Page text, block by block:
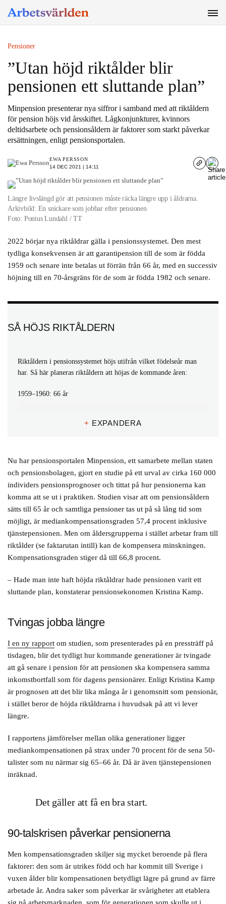
Pensioner
”Utan höjd riktålder blir
pensionen ett sluttande plan”
Minpension presenterar nya siffror i samband med att riktåldern
för pension höjs vid årsskiftet. Lågkonjunkturer, kvinnors
deltidsarbete och pensionsåldern är faktorer som starkt påverkar
ersättningen, enligt pensionsportalen.
EWA PERSSON
14 DEC 2021 | 14:11
Längre livslängd gör att pensionen måste räcka längre upp i åldrarna.
Arkivbild: En snickare som jobbar efter pensionen
Foto: Pontus Lundahl / TT
2022 börjar nya riktåldrar gälla i pensionssystemet. Den mest
tydliga konsekvensen är att garantipension till de som är födda
1959 och senare inte betalas ut förrän från 66 år, med en successiv
höjning till en 70-årsgräns för de som är födda 1982 och senare.
SÅ HÖJS RIKTÅLDERN
Riktåldern i pensionssystemet höjs utifrån vilket födelseår man
har. Så här planeras riktåldern att höjas de kommande åren:
1959–1960: 66 år
1970–1982: 69 år
Född 1983 och senare: 70 år.
Källa: Pensionsmyndigheten.
+ EXPANDERA
Nu har pensionsportalen Minpension, ett samarbete mellan staten
och pensionsbolagen, gjort en studie på ett urval av cirka 160 000
individers pensionsprognoser och tittat på hur pensionerna kan
komma att se ut i praktiken. Studien visar att om pensionsåldern
sätts till 65 år och samtliga pensioner tas ut på så lång tid som
möjligt, är mediankompensationsgraden 57,4 procent inklusive
tjänstepensionen. Men om åldersgrupperna i stället arbetar fram till
riktålder (se faktarutan intill) kan de kompensera minskningen.
Kompensationsgraden stiger då till 66,8 procent.
– Hade man inte haft höjda riktåldrar hade pensionen varit ett
sluttande plan, konstaterar pensionsekonomen Kristina Kamp.
Tvingas jobba längre
I en ny rapport om studien, som presenterades på en pressträff på
tisdagen, blir det tydligt hur kommande generationer är tvingade
att gå senare i pension för att pensionen ska kompensera samma
inkomstbortfall som för dagens pensionärer. Enligt Kristina Kamp
är prognosen att det blir lika många år i genomsnitt som pensionär,
i stället beror de höjda riktåldrarna i huvudsak på att vi lever
längre.
I rapportens jämförelser mellan olika generationer ligger
mediankompensationen på strax under 70 procent för de sena 50-
talister som nu närmar sig 65–66 år. Då är även tjänstepensionen
inräknad.
Det gäller att få en bra start.
90-talskrisen påverkar pensionerna
Men kompensationsgraden skiljer sig mycket beroende på flera
faktorer: den som är utrikes född och har kommit till Sverige i
vuxen ålder blir kompensationen betydligt lägre på grund av färre
arbetade år. Andra saker som påverkar är svårigheter att etablera